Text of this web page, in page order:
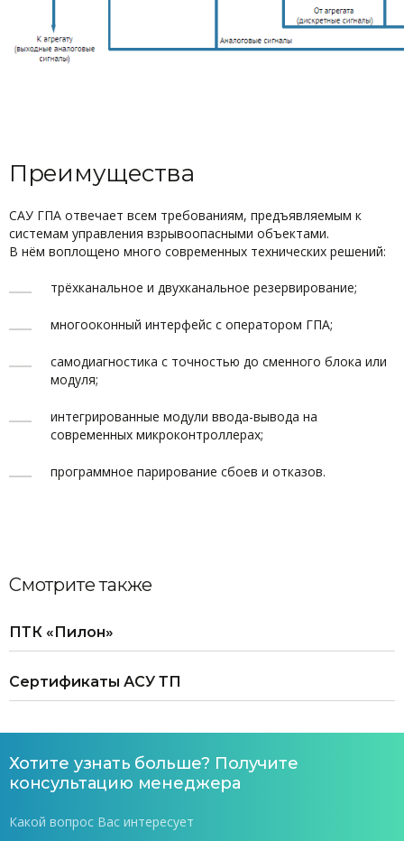
Преимущества
САУ ГПА отвечает всем требованиям, предъявляемым к
системам управления взрывоопасными объектами.
В нём воплощено много современных технических решений:
трёхканальное и двухканальное резервирование;
многооконный интерфейс с оператором ГПА;
самодиагностика с точностью до сменного блока или
модуля;
интегрированные модули ввода-вывода на
современных микроконтроллерах;
программное парирование сбоев и отказов.
Смотрите также
ПТК «Пилон»
Сертификаты АСУ ТП
Хотите узнать больше? Получите
консультацию менеджера